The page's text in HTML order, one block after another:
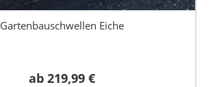
Gartenbauschwellen Eiche
ab 219,99 €